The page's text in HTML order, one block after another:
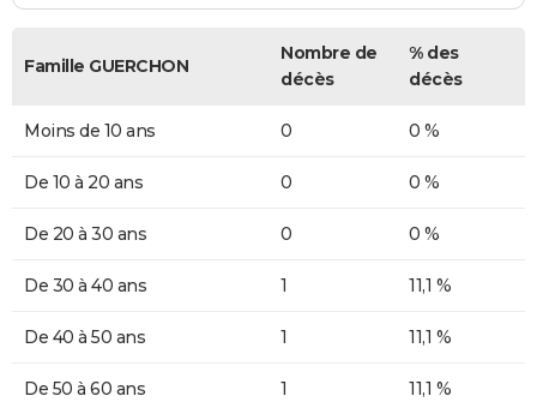
Famille GUERCHON
Nombre de
décès
% des
décès
Moins de 10 ans 0 0 %
De 10 à 20 ans 0 0 %
De 20 à 30 ans 0 0 %
De 30 à 40 ans 1 11,1 %
De 40 à 50 ans 1 11,1 %
De 50 à 60 ans 1 11,1 %